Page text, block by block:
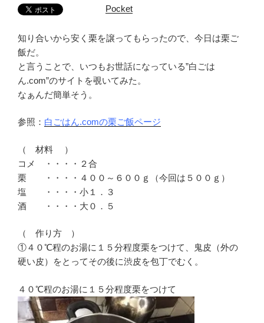
Pocket
知り合いから安く栗を譲ってもらったので、今日は栗ご
飯だ。
と言うことで、いつもお世話になっている”白ごは
ん.com”のサイトを覗いてみた。
なぁんだ簡単そう。
参照： 白ごはん.comの栗ご飯ページ
（ 材料 ）
コメ ・・・・２合
栗 ・・・・４００～６００ｇ（今回は５００ｇ）
塩 ・・・・小１．３
酒 ・・・・大０．５
（ 作り方 ）
①４０℃程のお湯に１５分程度栗をつけて、鬼皮（外の
硬い皮）をとってその後に渋皮を包丁でむく。
４０℃程のお湯に１５分程度栗をつけて